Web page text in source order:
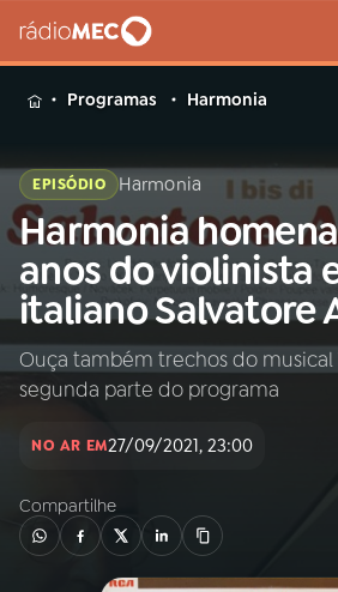
MENU
Buscar
na
Rádio
MEC
Buscar
Início
INÍCIO
02A RÁDIO
Programas Harmonia
EPISÓDIO Harmonia
Harmonia
anos do violinista
italiano Salvatore
Ouça também trechos do musical
segunda parte do programa
NO AR EM27/09/2021, 23:00
Compartilhe